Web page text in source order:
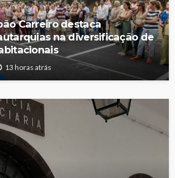
Carreiro destaca
na diversificação de
13 horas atrás